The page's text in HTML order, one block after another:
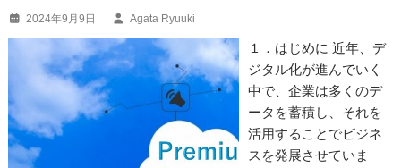
2024年9月9日 Agata Ryuuki
１．はじめに 近年、デ
ジタル化が進んでいく
中で、企業は多くのデ
ータを蓄積し、それを
活用することでビジネ
スを発展させていま